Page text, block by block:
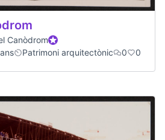
CanòdromParticipante oficial
Patrimoni arquitectònic 0 0